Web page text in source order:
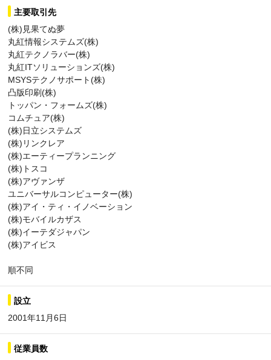
主要取引先
(株)見果てぬ夢
丸紅情報システムズ(株)
丸紅テクノラバー(株)
丸紅ITソリューションズ(株)
MSYSテクノサポート(株)
凸版印刷(株)
トッパン・フォームズ(株)
コムチュア(株)
(株)日立システムズ
(株)リンクレア
(株)エーティープランニング
(株)トスコ
(株)アヴァンザ
ユニバーサルコンピューター(株)
(株)アイ・ティ・イノベーション
(株)モバイルカザス
(株)イーテダジャパン
(株)アイビス
順不同
設立
2001年11月6日
従業員数